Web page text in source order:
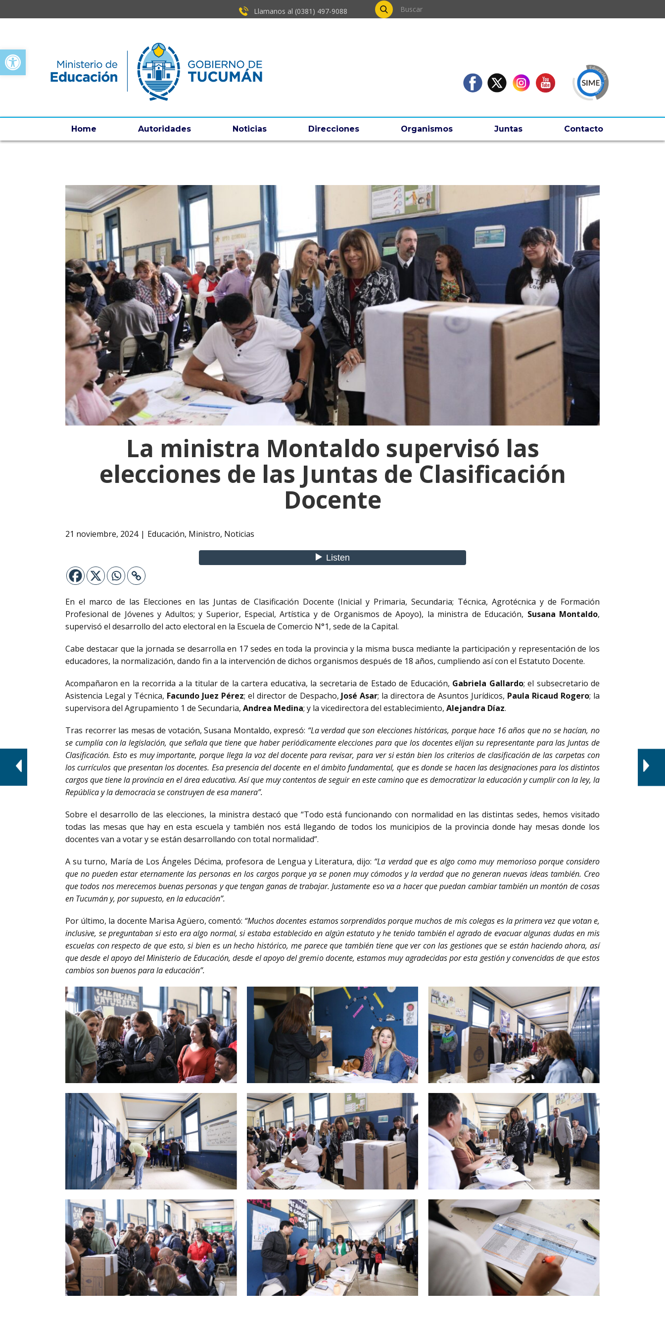
Open toolbar
Llamanos al (0381) ​497-9088
Home Autoridades Noticias Direcciones Organismos Juntas Contacto
La ministra Montaldo supervisó las
elecciones de las Juntas de Clasificación
Docente
21 noviembre, 2024 Educación, Ministro, Noticias
En el marco de las Elecciones en las Juntas de Clasificación Docente (Inicial y Primaria, Secundaria; Técnica, Agrotécnica y de Formación
Profesional de Jóvenes y Adultos; y Superior, Especial, Artística y de Organismos de Apoyo), la ministra de Educación, Susana Montaldo,
supervisó el desarrollo del acto electoral en la Escuela de Comercio N°1, sede de la Capital.
Cabe destacar que la jornada se desarrolla en 17 sedes en toda la provincia y la misma busca mediante la participación y representación de los
educadores, la normalización, dando fin a la intervención de dichos organismos después de 18 años, cumpliendo así con el Estatuto Docente.
Acompañaron en la recorrida a la titular de la cartera educativa, la secretaria de Estado de Educación, Gabriela Gallardo; el subsecretario de
Asistencia Legal y Técnica, Facundo Juez Pérez; el director de Despacho, José Asar; la directora de Asuntos Jurídicos, Paula Ricaud Rogero; la
supervisora del Agrupamiento 1 de Secundaria, Andrea Medina; y la vicedirectora del establecimiento, Alejandra Díaz.
Tras recorrer las mesas de votación, Susana Montaldo, expresó: “La verdad que son elecciones históricas, porque hace 16 años que no se hacían, no
se cumplía con la legislación, que señala que tiene que haber periódicamente elecciones para que los docentes elijan su representante para las Juntas de
Clasificación. Esto es muy importante, porque llega la voz del docente para revisar, para ver si están bien los criterios de clasificación de las carpetas con
los currículos que presentan los docentes. Esa presencia del docente en el ámbito fundamental, que es donde se hacen las designaciones para los distintos
cargos que tiene la provincia en el área educativa. Así que muy contentos de seguir en este camino que es democratizar la educación y cumplir con la ley, la
República y la democracia se construyen de esa manera”.
Sobre el desarrollo de las elecciones, la ministra destacó que “Todo está funcionando con normalidad en las distintas sedes, hemos visitado
todas las mesas que hay en esta escuela y también nos está llegando de todos los municipios de la provincia donde hay mesas donde los
docentes van a votar y se están desarrollando con total normalidad”.
A su turno, María de Los Ángeles Décima, profesora de Lengua y Literatura, dijo: “La verdad que es algo como muy memorioso porque considero
que no pueden estar eternamente las personas en los cargos porque ya se ponen muy cómodos y la verdad que no generan nuevas ideas también. Creo
que todos nos merecemos buenas personas y que tengan ganas de trabajar. Justamente eso va a hacer que puedan cambiar también un montón de cosas
en Tucumán y, por supuesto, en la educación”.
Por último, la docente Marisa Agüero, comentó: “Muchos docentes estamos sorprendidos porque muchos de mis colegas es la primera vez que votan e,
inclusive, se preguntaban si esto era algo normal, si estaba establecido en algún estatuto y he tenido también el agrado de evacuar algunas dudas en mis
escuelas con respecto de que esto, si bien es un hecho histórico, me parece que también tiene que ver con las gestiones que se están haciendo ahora, así
que desde el apoyo del Ministerio de Educación, desde el apoyo del gremio docente, estamos muy agradecidas por esta gestión y convencidas de que estos
cambios son buenos para la educación”.